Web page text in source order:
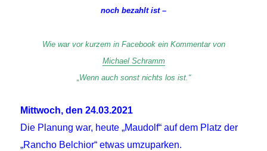
noch bezahlt ist –
Wie war vor kurzem in Facebook ein Kommentar von
Michael Schramm
„Wenn auch sonst nichts los ist.“
Mittwoch, den 24.03.2021
Die Planung war, heute „Maudolf“ auf dem Platz der
„Rancho Belchior“ etwas umzuparken.